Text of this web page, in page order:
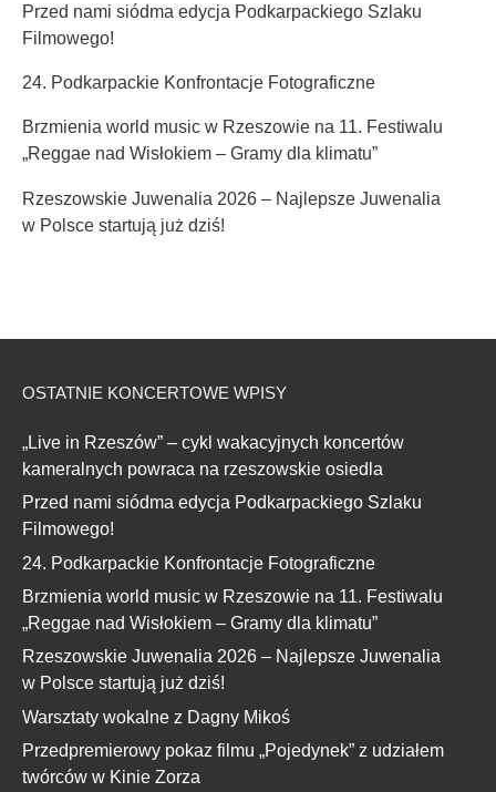
Przed nami siódma edycja Podkarpackiego Szlaku
Filmowego!
24. Podkarpackie Konfrontacje Fotograficzne
Brzmienia world music w Rzeszowie na 11. Festiwalu
„Reggae nad Wisłokiem – Gramy dla klimatu”
Rzeszowskie Juwenalia 2026 – Najlepsze Juwenalia
w Polsce startują już dziś!
OSTATNIE KONCERTOWE WPISY
„Live in Rzeszów” – cykl wakacyjnych koncertów
kameralnych powraca na rzeszowskie osiedla
Przed nami siódma edycja Podkarpackiego Szlaku
Filmowego!
24. Podkarpackie Konfrontacje Fotograficzne
Brzmienia world music w Rzeszowie na 11. Festiwalu
„Reggae nad Wisłokiem – Gramy dla klimatu”
Rzeszowskie Juwenalia 2026 – Najlepsze Juwenalia
w Polsce startują już dziś!
Warsztaty wokalne z Dagny Mikoś
Przedpremierowy pokaz filmu „Pojedynek” z udziałem
twórców w Kinie Zorza